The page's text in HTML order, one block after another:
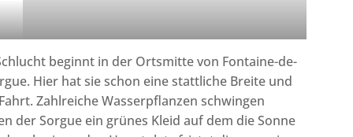
beginnt in der Ortsmitte von Fontaine-de-
Hier hat sie schon eine stattliche Breite und
Zahlreiche Wasserpflanzen schwingen
der Sorgue ein grünes Kleid auf dem die Sonne